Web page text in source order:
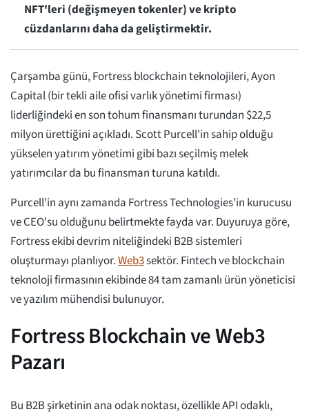
NFT'leri (değişmeyen tokenler) ve kripto
cüzdanlarını daha da geliştirmektir.
Çarşamba günü, Fortress blockchain teknolojileri, Ayon
Capital (bir tekli aile ofisi varlık yönetimi firması)
liderliğindeki en son tohum finansmanı turundan $22,5
milyon ürettiğini açıkladı. Scott Purcell'in sahip olduğu
yükselen yatırım yönetimi gibi bazı seçilmiş melek
yatırımcılar da bu finansman turuna katıldı.
Purcell'in aynı zamanda Fortress Technologies'in kurucusu
ve CEO'su olduğunu belirtmekte fayda var. Duyuruya göre,
Fortress ekibi devrim niteliğindeki B2B sistemleri
oluşturmayı planlıyor.Web3sektör. Fintech ve blockchain
teknoloji firmasının ekibinde 84 tam zamanlı ürün yöneticisi
ve yazılım mühendisi bulunuyor.
Fortress Blockchain ve Web3
Pazarı
Bu B2B şirketinin ana odak noktası, özellikle API odaklı,